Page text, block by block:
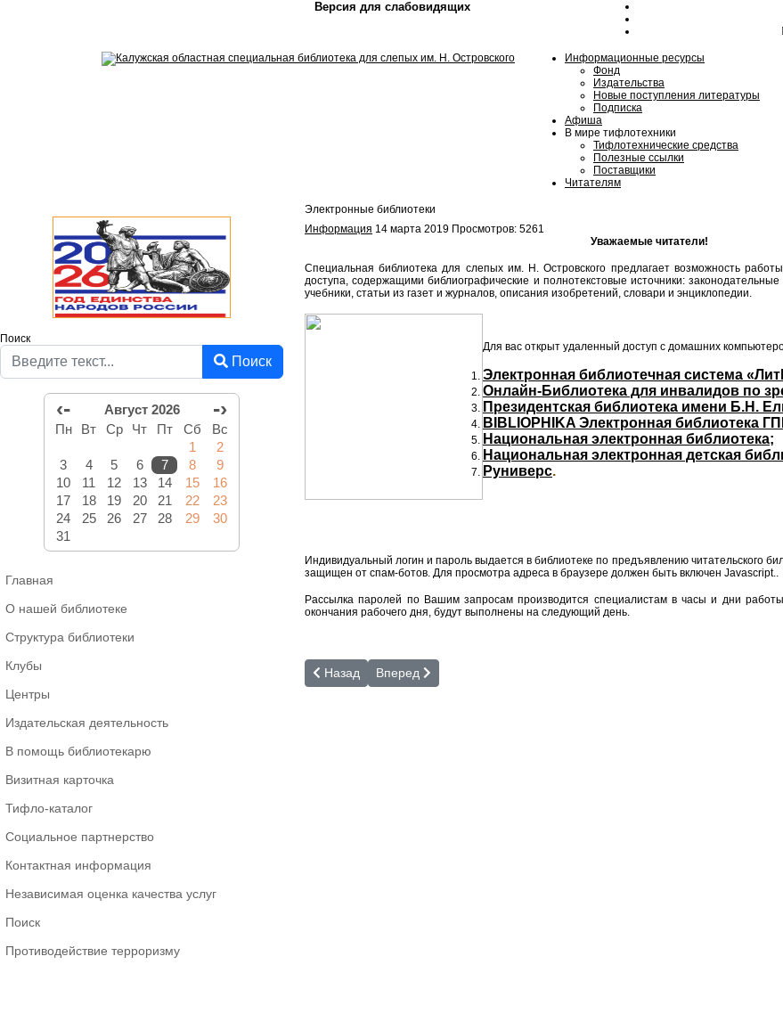
Версия для слабовидящих
Информационные ресурсы
Фонд
Издательства
Новые поступления литературы
Подписка
Афиша
В мире тифлотехники
Тифлотехнические средства
Полезные ссылки
Поставщики
Читателям
Поиск
Поиск
‹- Август 2026 -›
Пн Вт Ср Чт Пт Сб
Вс
1
2
3
4 5 6 7 8
9
10
11 12 13 14 15
16
17
18 19 20 21 22
23
24
25 26 27 28 29
30
31
Главная
О нашей библиотеке
Структура библиотеки
Клубы
Центры
Издательская деятельность
В помощь библиотекарю
Визитная карточка
Тифло-каталог
Социальное партнерство
Контактная информация
Независимая оценка качества услуг
Поиск
Противодействие терроризму
Электронные библиотеки
Информация 14 марта 2019 Просмотров: 5261
Уважаемые читатели!
Специальная библиотека для слепых им. Н. Островского предлагает возможность
доступа, содержащими библиографические и полнотекстовые источники:
учебники, статьи из газет и журналов, описания изобретений, словари и энциклопедии.
Для вас открыт удаленный доступ с домашних
Электронная библиотечная система
Онлайн-Библиотека для инвалидов по
Президентская библиотека имени Б.Н.
BIBLIOPHIKA Электронная библиотека
Национальная электронная библиотека;
Национальная электронная детская
Руниверс.
Индивидуальный логин и пароль выдается в библиотеке по предъявлению читательского
защищен от спам-ботов. Для просмотра адреса в браузере должен быть включен Javascript..
Рассылка паролей по Вашим запросам производится специалистам в часы и дни
окончания рабочего дня, будут выполнены на следующий день.
Предыдущий: Электронная библиотечная система «ЛитРес: Библиотека»
Назад Следующий: Областной творческий конкурс детского рисунка
Вперед